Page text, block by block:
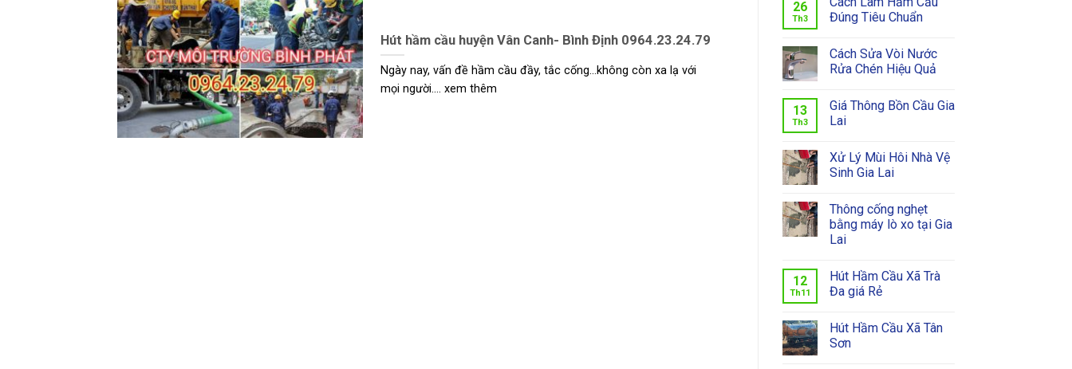
Hút hầm cầu huyện Vân Canh- Bình Định 0964.23.24.79
Ngày nay, vấn đề hầm cầu đầy, tắc cống…không còn xa lạ với
mọi người.... xem thêm
26
Th3
Đúng Tiêu Chuẩn
Cách Sửa Vòi Nước
Rửa Chén Hiệu Quả
13
Th3
Giá Thông Bồn Cầu Gia
Lai
Xử Lý Mùi Hôi Nhà Vệ
Sinh Gia Lai
Thông cống nghẹt
bằng máy lò xo tại Gia
Lai
12
Th11
Hút Hầm Cầu Xã Trà
Đa giá Rẻ
Hút Hầm Cầu Xã Tân
Sơn